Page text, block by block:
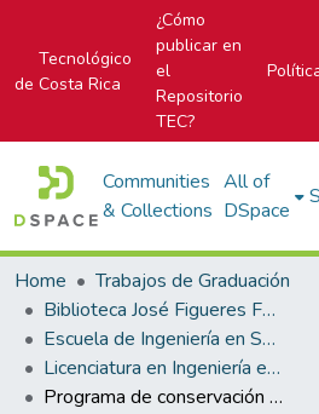
Tecnológico
de Costa Rica
¿Cómo
publicar en
el
Repositorio
TEC?
Communities
& Collections
All of
DSpace
Home
Trabajos de Graduación
Biblioteca José Figueres Ferrer
Escuela de Ingeniería en Seguridad Laboral e Higiene Ambiental
Licenciatura en Ingeniería en Seguridad Laboral e Higiene Ambiental
Programa de conservación auditiva y prevención de riesgo ergonómico para los colaboradores de la empresa Centro de Servicio Mecánico S.A.